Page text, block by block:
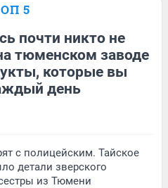
5
почти никто не
тюменском заводе
которые вы
день
с полицейским. Тайское
детали зверского
из Тюмени